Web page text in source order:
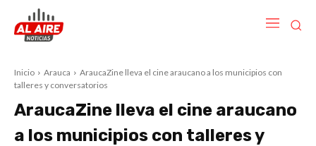
Inicio Arauca
AraucaZine lleva el cine araucano a los municipios con
talleres y conversatorios
AraucaZine lleva el cine araucano
a los municipios con talleres y